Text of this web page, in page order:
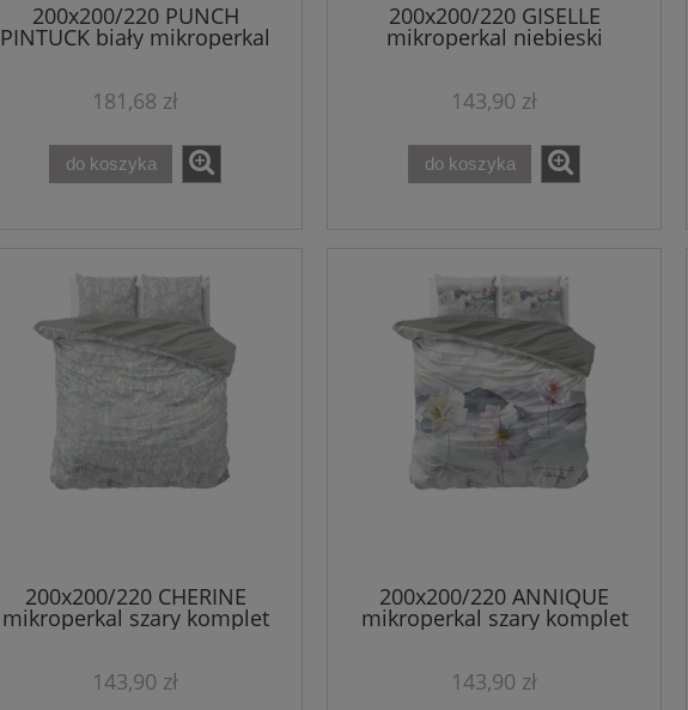
200x200/220 PUNCH
PINTUCK biały mikroperkal
kpl pościeli
181,68 zł
do koszyka
200x200/220 GISELLE
mikroperkal niebieski
komplet pościeli
143,90 zł
do koszyka
200x200/220 CHERINE
mikroperkal szary komplet
pościeli
143,90 zł
200x200/220 ANNIQUE
mikroperkal szary komplet
pościeli
143,90 zł